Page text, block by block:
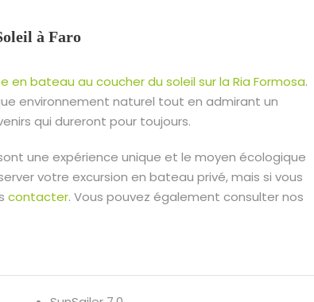
à Faro
en bateau au coucher du soleil sur la Ria Formosa.
environnement naturel tout en admirant un
qui dureront pour toujours.
une expérience unique et le moyen écologique
votre excursion en bateau privé, mais si vous
contacter. Vous pouvez également consulter nos